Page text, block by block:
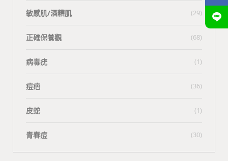
敏感肌/酒糟肌 (29)
正確保養觀 (68)
病毒疣 (1)
痘疤 (36)
皮蛇 (1)
青春痘 (30)